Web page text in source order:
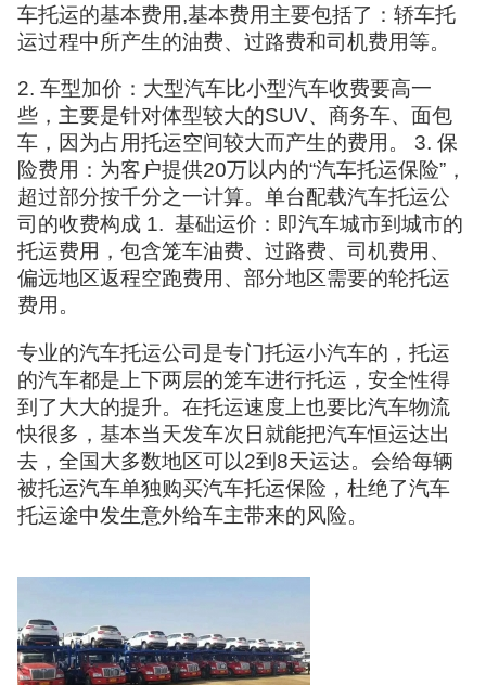
车托运的基本费用,基本费用主要包括了：轿车托
运过程中所产生的油费、过路费和司机费用等。
2. 车型加价：大型汽车比小型汽车收费要高一
些，主要是针对体型较大的SUV、商务车、面包
车，因为占用托运空间较大而产生的费用。 3. 保
险费用：为客户提供20万以内的“汽车托运保险”，
超过部分按千分之一计算。单台配载汽车托运公
司的收费构成 1. 基础运价：即汽车城市到城市的
托运费用，包含笼车油费、过路费、司机费用、
偏远地区返程空跑费用、部分地区需要的轮托运
费用。
专业的汽车托运公司是专门托运小汽车的，托运
的汽车都是上下两层的笼车进行托运，安全性得
到了大大的提升。在托运速度上也要比汽车物流
快很多，基本当天发车次日就能把汽车恒运达出
去，全国大多数地区可以2到8天运达。会给每辆
被托运汽车单独购买汽车托运保险，杜绝了汽车
托运途中发生意外给车主带来的风险。